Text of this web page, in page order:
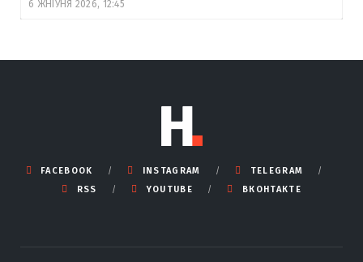
6 ЖНІЎНЯ 2026, 12:45
FACEBOOK INSTAGRAM
TELEGRAM
RSS
YOUTUBE ВКОНТАКТЕ